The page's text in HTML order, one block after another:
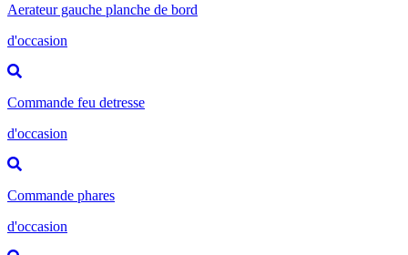
Aerateur gauche planche de bord
d'occasion
Commande feu detresse
d'occasion
Commande phares
d'occasion